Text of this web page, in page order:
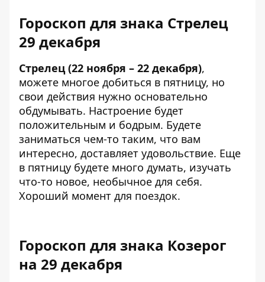
Гороскоп для знака Стрелец
29 декабря
Стрелец (22 ноября – 22 декабря),
можете многое добиться в пятницу, но
свои действия нужно основательно
обдумывать. Настроение будет
положительным и бодрым. Будете
заниматься чем-то таким, что вам
интересно, доставляет удовольствие. Еще
в пятницу будете много думать, изучать
что-то новое, необычное для себя.
Хороший момент для поездок.
Гороскоп для знака Козерог
на 29 декабря